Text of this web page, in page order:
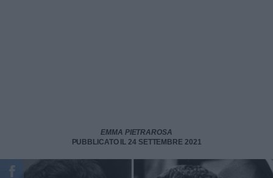
EMMA PIETRAROSA
PUBBLICATO IL 24 SETTEMBRE 2021